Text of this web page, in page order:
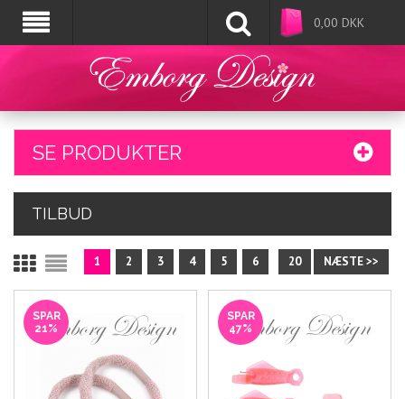
0,00 DKK
SE PRODUKTER
TILBUD
1 2 3 4 5 6 20 NÆSTE >>
SPAR
21%
SPAR
47%